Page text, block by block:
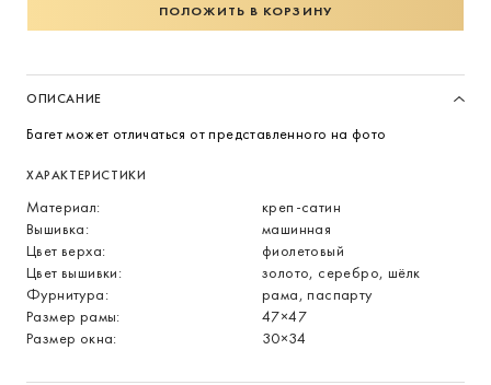
ПОЛОЖИТЬ В КОРЗИНУ
ОПИСАНИЕ
Багет может отличаться от представленного на фото
ХАРАКТЕРИСТИКИ
Материал:
креп-сатин
Вышивка:
машинная
Цвет верха:
фиолетовый
Цвет вышивки:
золото, серебро, шёлк
Фурнитура:
рама, паспарту
Размер рамы:
47×47
Размер окна:
30×34